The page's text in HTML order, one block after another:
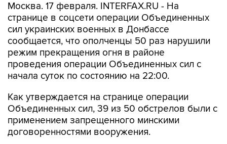
Москва. 17 февраля. INTERFAX.RU - На
странице в соцсети операции Объединенных
сил украинских военных в Донбассе
сообщается, что ополченцы 50 раз нарушили
режим прекращения огня в районе
проведения операции Объединенных сил с
начала суток по состоянию на 22:00.
Как утверждается на странице операции
Объединенных сил, 39 из 50 обстрелов были с
применением запрещенного минскими
договоренностями вооружения.